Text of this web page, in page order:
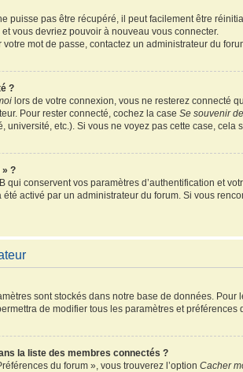
puisse pas être récupéré, il peut facilement être
vous devriez pouvoir à nouveau vous connecter.
mot de passe, contactez un administrateur du
?
lors de votre connexion, vous ne resterez connecté
Pour rester connecté, cochez la caseSe souvenir
etc.). Si vous ne voyez pas cette case,
?
qui conservent vos paramètres d’authentification et
activé par un administrateur du forum. Si vous
sont stockés dans notre base de données. Pour
de modifier tous les paramètres et préférences
la liste des membres connectés ?
du forum », vous trouverez l’optionCacher